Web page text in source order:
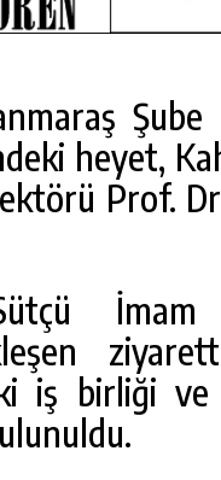
heyet,
Prof.
iş birliği
KURSU
GEZISI.